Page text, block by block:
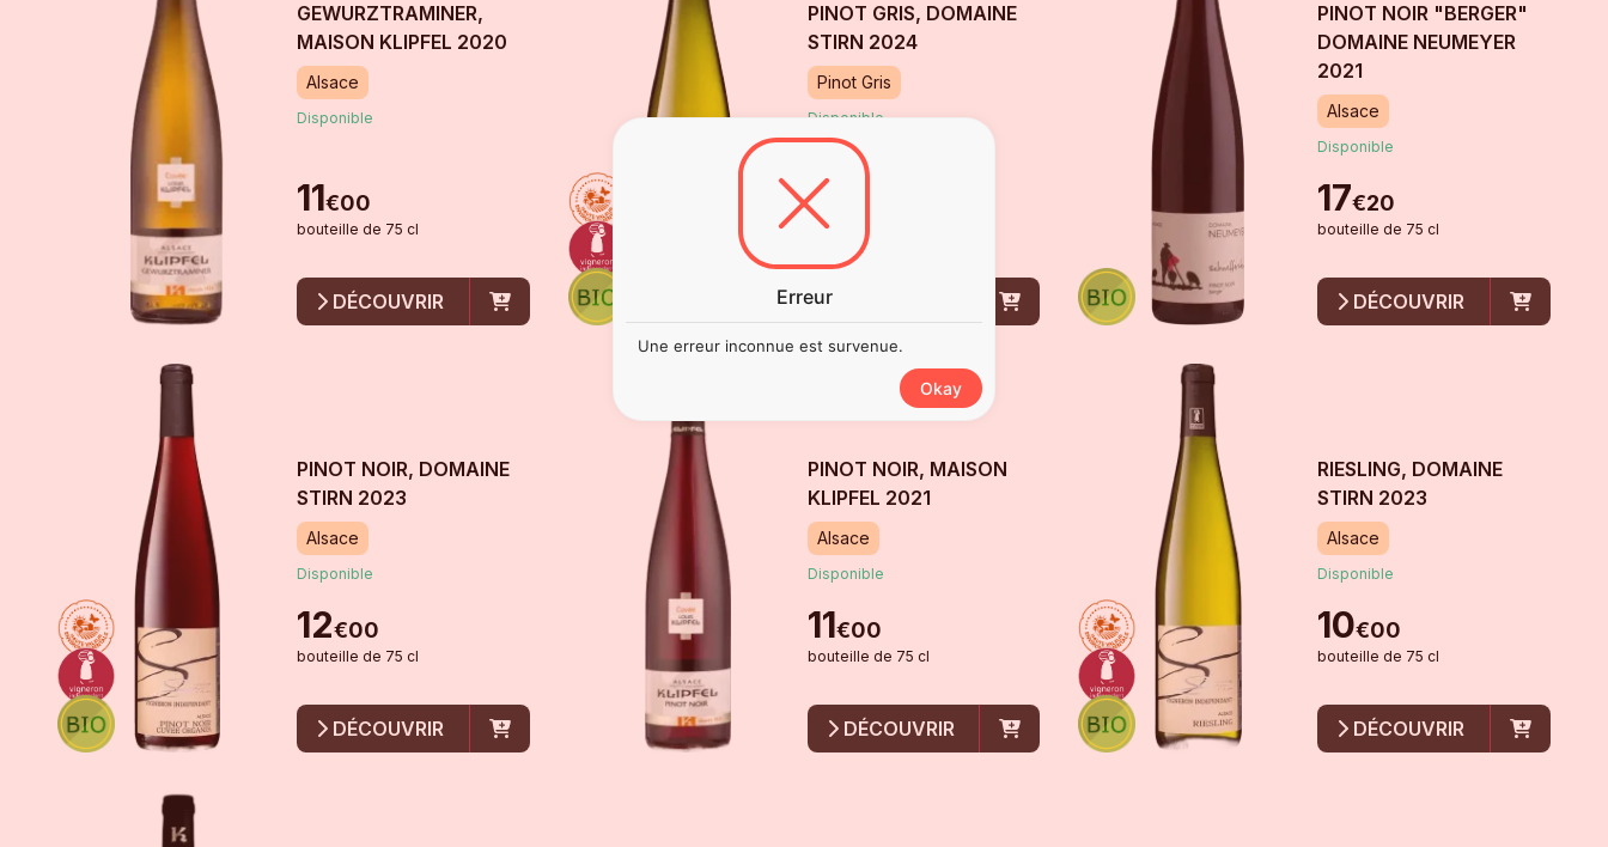
GEWURZTRAMINER,
MAISON KLIPFEL 2020
Alsace
Disponible
11€00
bouteille de 75 cl
DÉCOUVRIR
PINOT GRIS, DOMAINE
STIRN 2024
Pinot Gris
Disponible
10
bouteille
PINOT NOIR "BERGER"
DOMAINE NEUMEYER
2021
Alsace
Disponible
17€20
bouteille de 75 cl
DÉCOUVRIR
PINOT NOIR, DOMAINE
STIRN 2023
Alsace
Disponible
12€00
bouteille de 75 cl
DÉCOUVRIR
PINOT NOIR, MAISON
KLIPFEL 2021
Alsace
Disponible
11€00
bouteille de 75 cl
DÉCOUVRIR
RIESLING, DOMAINE
STIRN 2023
Alsace
Disponible
10€00
bouteille de 75 cl
DÉCOUVRIR
Erreur
Une erreur inconnue est survenue.
Okay